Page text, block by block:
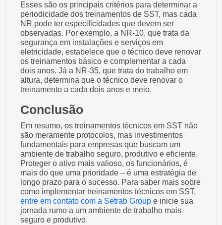
Esses são os principais critérios para determinar a
periodicidade dos treinamentos de SST, mas cada
NR pode ter especificidades que devem ser
observadas. Por exemplo, a NR-10, que trata da
segurança em instalações e serviços em
eletricidade, estabelece que o técnico deve renovar
os treinamentos básico e complementar a cada
dois anos. Já a NR-35, que trata do trabalho em
altura, determina que o técnico deve renovar o
treinamento a cada dois anos e meio.
Conclusão
Em resumo, os treinamentos técnicos em SST não
são meramente protocolos, mas investimentos
fundamentais para empresas que buscam um
ambiente de trabalho seguro, produtivo e eficiente.
Proteger o ativo mais valioso, os funcionários, é
mais do que uma prioridade – é uma estratégia de
longo prazo para o sucesso. Para saber mais sobre
como implementar treinamentos técnicos em SST,
entre em contato com a Setrab Group e inicie sua
jornada rumo a um ambiente de trabalho mais
seguro e produtivo.